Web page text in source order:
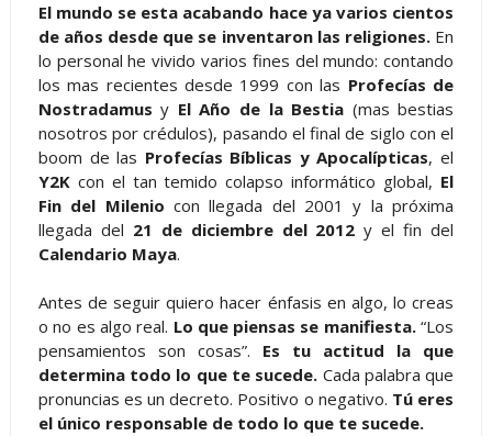
El mundo se esta acabando hace ya varios cientos
de años desde que se inventaron las religiones.En
lo personal he vivido varios fines del mundo: contando
los mas recientes desde 1999 con las Profecías de
Nostradamus y El Año de la Bestia (mas bestias
nosotros por crédulos), pasando el final de siglo con el
boom de las Profecías Bíblicas y Apocalípticas, el
Y2Kcon el tan temido colapso informático global, El
Fin del Milenio con llegada del 2001 y la próxima
llegada del 21 de diciembre del 2012 y el fin del
Calendario Maya.
Antes de seguir quiero hacer énfasis en algo, lo creas
o no es algo real. Lo que piensas se manifiesta.“Los
pensamientos son cosas”. Es tu actitud la que
determina todo lo que te sucede. Cada palabra que
pronuncias es un decreto. Positivo o negativo. Tú eres
el único responsable de todo lo que te sucede.